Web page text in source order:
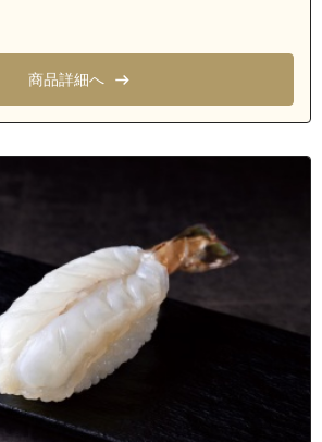
商品詳細へ